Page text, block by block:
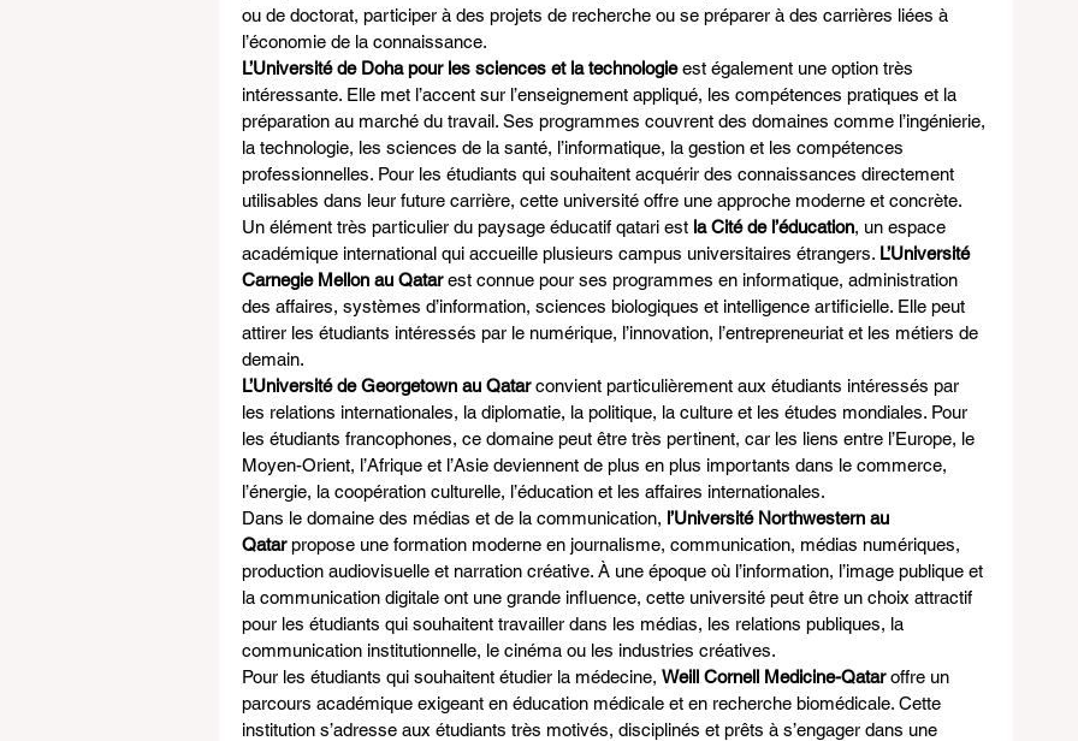
ou de doctorat, participer à des projets de recherche ou se préparer à des carrières liées à
l’économie de la connaissance.
L’Université de Doha pour les sciences et la technologie est également une option très
intéressante. Elle met l’accent sur l’enseignement appliqué, les compétences pratiques et la
préparation au marché du travail. Ses programmes couvrent des domaines comme l’ingénierie,
la technologie, les sciences de la santé, l’informatique, la gestion et les compétences
professionnelles. Pour les étudiants qui souhaitent acquérir des connaissances directement
utilisables dans leur future carrière, cette université offre une approche moderne et concrète.
Un élément très particulier du paysage éducatif qatari est la Cité de l’éducation, un espace
académique international qui accueille plusieurs campus universitaires étrangers. L’Université
Carnegie Mellon au Qatar est connue pour ses programmes en informatique, administration
des affaires, systèmes d’information, sciences biologiques et intelligence artificielle. Elle peut
attirer les étudiants intéressés par le numérique, l’innovation, l’entrepreneuriat et les métiers de
demain.
L’Université de Georgetown au Qatar convient particulièrement aux étudiants intéressés par
les relations internationales, la diplomatie, la politique, la culture et les études mondiales. Pour
les étudiants francophones, ce domaine peut être très pertinent, car les liens entre l’Europe, le
Moyen-Orient, l’Afrique et l’Asie deviennent de plus en plus importants dans le commerce,
l’énergie, la coopération culturelle, l’éducation et les affaires internationales.
Dans le domaine des médias et de la communication, l’Université Northwestern au
Qatar propose une formation moderne en journalisme, communication, médias numériques,
production audiovisuelle et narration créative. À une époque où l’information, l’image publique et
la communication digitale ont une grande influence, cette université peut être un choix attractif
pour les étudiants qui souhaitent travailler dans les médias, les relations publiques, la
communication institutionnelle, le cinéma ou les industries créatives.
Pour les étudiants qui souhaitent étudier la médecine, Weill Cornell Medicine-Qatar offre un
parcours académique exigeant en éducation médicale et en recherche biomédicale. Cette
institution s’adresse aux étudiants très motivés, disciplinés et prêts à s’engager dans une